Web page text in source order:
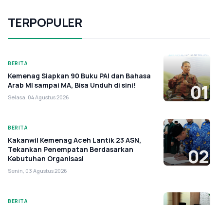
TERPOPULER
BERITA
Kemenag Siapkan 90 Buku PAI dan Bahasa
Arab MI sampai MA, Bisa Unduh di sini!
Selasa, 04 Agustus 2026 01
BERITA
Kakanwil Kemenag Aceh Lantik 23 ASN,
Tekankan Penempatan Berdasarkan
Kebutuhan Organisasi
Senin, 03 Agustus 2026
02
BERITA